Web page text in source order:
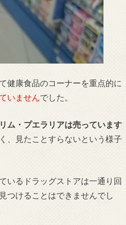
健康食品のコーナーを重点的に
いません でした。
ム・プエラリアは売っています
、見たことすらないという様子
いるドラッグストアは一通り回
つけることはできませんでし